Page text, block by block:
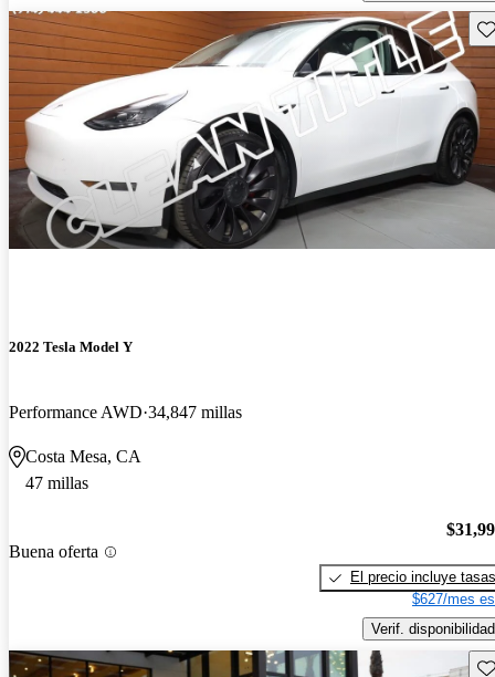
2022 Tesla Model Y
Performance AWD 34,847 millas
Costa Mesa, CA
47 millas
Buena oferta
El precio incluye tasas
$627/mes
Verif. disponibilidad